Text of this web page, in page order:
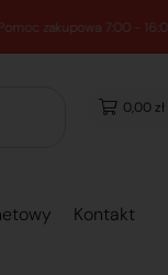
0,00 zł
Kontakt